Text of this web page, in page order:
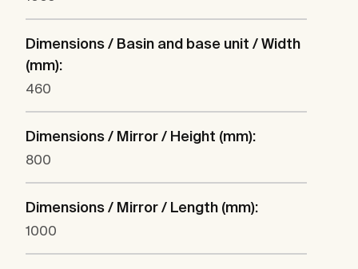
Dimensions / Basin and base unit / Width
(mm):
460
Dimensions / Mirror / Height (mm):
800
Dimensions / Mirror / Length (mm):
1000